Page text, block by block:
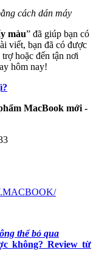
cách dán máy
màu” đã giúp bạn có
viết, bạn đã có được
hoặc đến tận nơi
hôm nay!
MacBook mới -
thể bỏ qua
không? Review từ